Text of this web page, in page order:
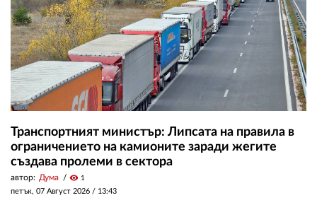
Транспортният министър: Липсата на правила в
ограничението на камионите заради жегите
създава пролеми в сектора
автор: Дума visibility 1
петък, 07 Август 2026 / 13:43